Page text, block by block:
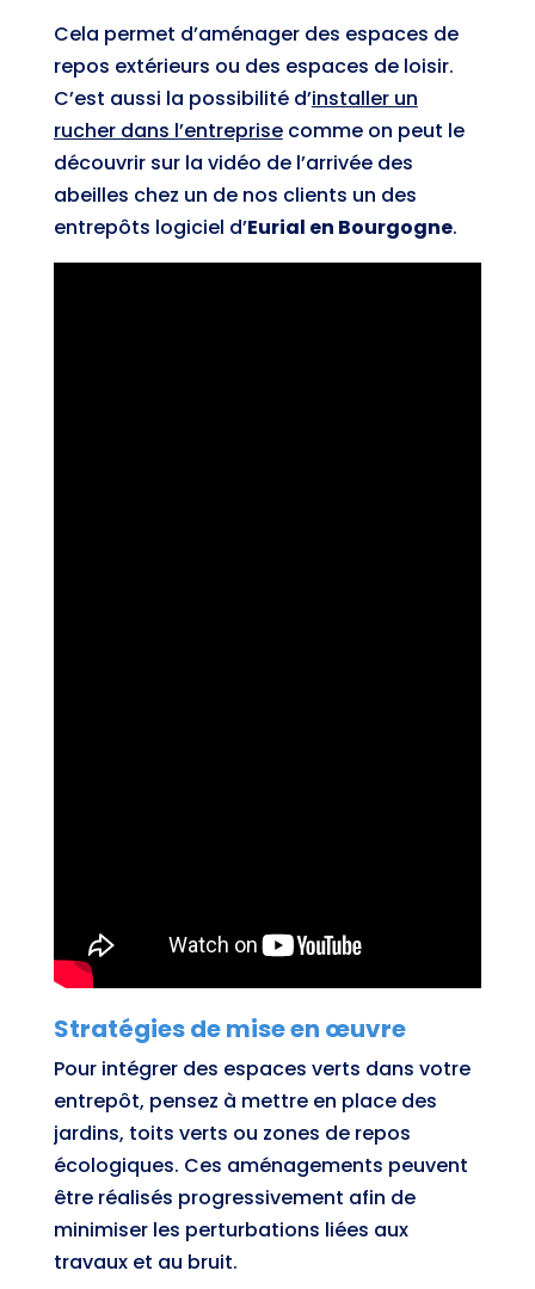
Cela permet d’aménager des espaces de
repos extérieurs ou des espaces de loisir.
C’est aussi la possibilité d’installer un
rucher dans l’entreprisecomme on peut le
découvrir sur la vidéo de l’arrivée des
abeilles chez un de nos clients un des
entrepôts logiciel d’Eurial en Bourgogne.
Stratégies de mise en œuvre
Pour intégrer des espaces verts dans votre
entrepôt, pensez à mettre en place des
jardins, toits verts ou zones de repos
écologiques. Ces aménagements peuvent
être réalisés progressivement afin de
minimiser les perturbations liées aux
travaux et au bruit.